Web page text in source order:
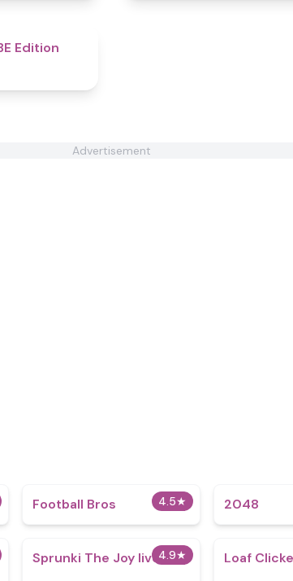
Edition
Advertisement
4.5★
Football Bros 2048
4.9★
Sprunki The Joy lives on Loaf